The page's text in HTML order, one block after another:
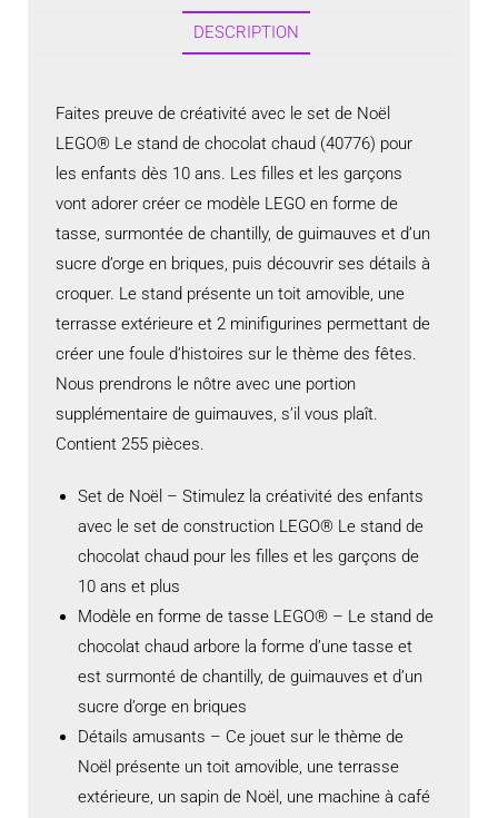
DESCRIPTION
Faites preuve de créativité avec le set de Noël
LEGO® Le stand de chocolat chaud (40776) pour
les enfants dès 10 ans. Les filles et les garçons
vont adorer créer ce modèle LEGO en forme de
tasse, surmontée de chantilly, de guimauves et d’un
sucre d’orge en briques, puis découvrir ses détails à
croquer. Le stand présente un toit amovible, une
terrasse extérieure et 2 minifigurines permettant de
créer une foule d’histoires sur le thème des fêtes.
Nous prendrons le nôtre avec une portion
supplémentaire de guimauves, s’il vous plaît.
Contient 255 pièces.
Set de Noël – Stimulez la créativité des enfants
avec le set de construction LEGO® Le stand de
chocolat chaud pour les filles et les garçons de
10 ans et plus
Modèle en forme de tasse LEGO® – Le stand de
chocolat chaud arbore la forme d’une tasse et
est surmonté de chantilly, de guimauves et d’un
sucre d’orge en briques
Détails amusants – Ce jouet sur le thème de
Noël présente un toit amovible, une terrasse
extérieure, un sapin de Noël, une machine à café